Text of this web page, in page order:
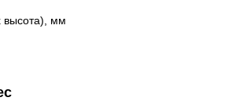
высота), мм